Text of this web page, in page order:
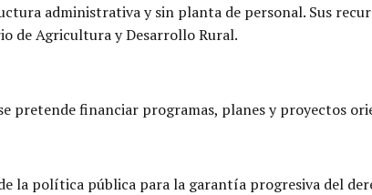
administrativa y sin planta de personal. Sus
de Agricultura y Desarrollo Rural.
pretende financiar programas, planes y proyectos
la política pública para la garantía progresiva del